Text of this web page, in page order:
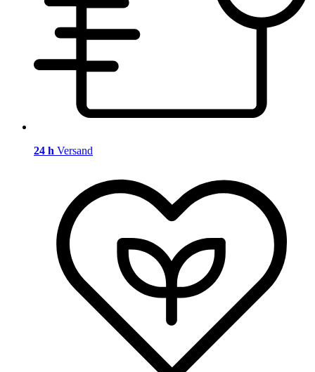
24 h Versand